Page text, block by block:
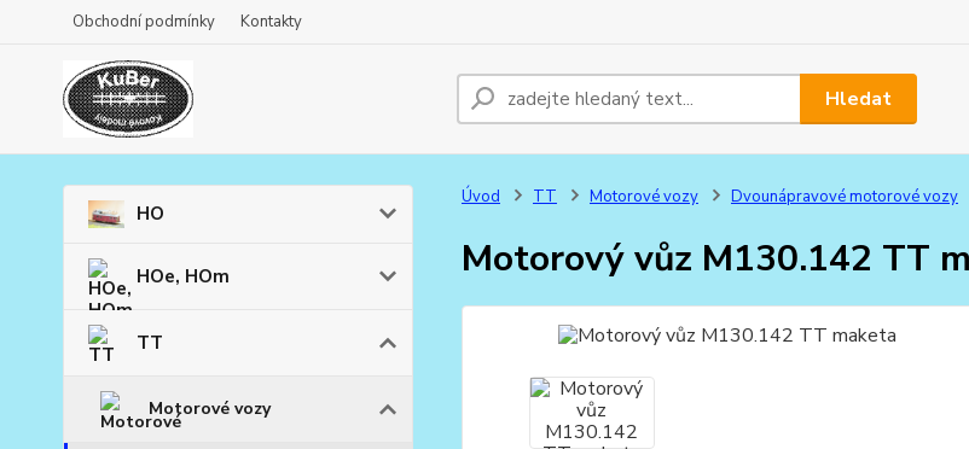
Obchodní podmínky Kontakty
Hledat
HO
HOe, HOm
TT
Motorové vozy
Úvod TT Motorové vozy Dvounápravové motorové vozy
Motorový vůz M130.142 TT